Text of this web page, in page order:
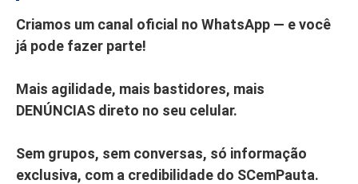
Criamos um canal oficial no WhatsApp — e você
já pode fazer parte!
Mais agilidade, mais bastidores, mais
DENÚNCIAS direto no seu celular.
Sem grupos, sem conversas, só informação
exclusiva, com a credibilidade do SCemPauta.